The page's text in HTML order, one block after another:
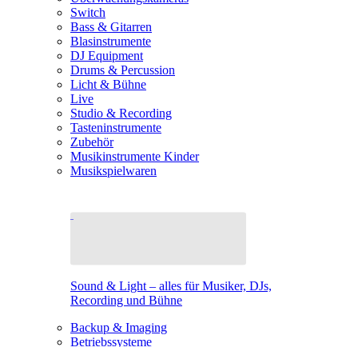
Switch
Bass & Gitarren
Blasinstrumente
DJ Equipment
Drums & Percussion
Licht & Bühne
Live
Studio & Recording
Tasteninstrumente
Zubehör
Musikinstrumente Kinder
Musikspielwaren
Sound & Light – alles für Musiker, DJs,
Recording und Bühne
Backup & Imaging
Betriebssysteme